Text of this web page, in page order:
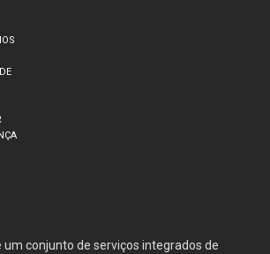
conjunto de serviços integrados de